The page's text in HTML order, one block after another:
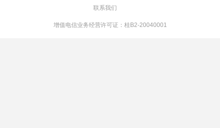
联系我们
增值电信业务经营许可证：桂B2-20040001